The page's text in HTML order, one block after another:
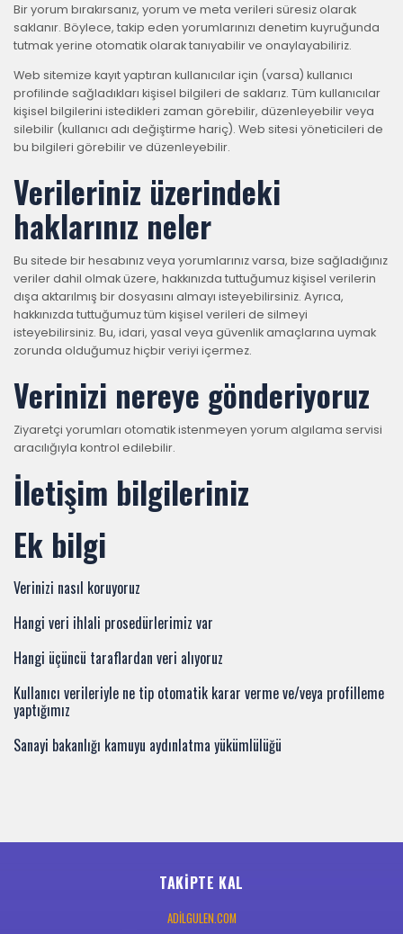
Bir yorum bırakırsanız, yorum ve meta verileri süresiz olarak
saklanır. Böylece, takip eden yorumlarınızı denetim kuyruğunda
tutmak yerine otomatik olarak tanıyabilir ve onaylayabiliriz.
Web sitemize kayıt yaptıran kullanıcılar için (varsa) kullanıcı
profilinde sağladıkları kişisel bilgileri de saklarız. Tüm kullanıcılar
kişisel bilgilerini istedikleri zaman görebilir, düzenleyebilir veya
silebilir (kullanıcı adı değiştirme hariç). Web sitesi yöneticileri de
bu bilgileri görebilir ve düzenleyebilir.
Verileriniz üzerindeki
haklarınız neler
Bu sitede bir hesabınız veya yorumlarınız varsa, bize sağladığınız
veriler dahil olmak üzere, hakkınızda tuttuğumuz kişisel verilerin
dışa aktarılmış bir dosyasını almayı isteyebilirsiniz. Ayrıca,
hakkınızda tuttuğumuz tüm kişisel verileri de silmeyi
isteyebilirsiniz. Bu, idari, yasal veya güvenlik amaçlarına uymak
zorunda olduğumuz hiçbir veriyi içermez.
Verinizi nereye gönderiyoruz
Ziyaretçi yorumları otomatik istenmeyen yorum algılama servisi
aracılığıyla kontrol edilebilir.
İletişim bilgileriniz
Ek bilgi
Verinizi nasıl koruyoruz
Hangi veri ihlali prosedürlerimiz var
Hangi üçüncü taraflardan veri alıyoruz
Kullanıcı verileriyle ne tip otomatik karar verme ve/veya profilleme
yaptığımız
Sanayi bakanlığı kamuyu aydınlatma yükümlülüğü
TAKIPTE KAL
ADILGULEN.COM